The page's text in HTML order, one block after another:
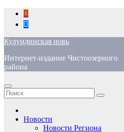
Перейти
содержимому
Кулундинская новь
Интернет-издание Чистоозерного
района
Новости
Новости Региона